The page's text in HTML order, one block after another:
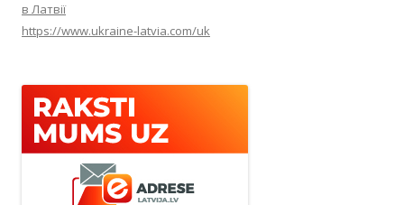
в Латвії
https://www.ukraine-latvia.com/uk